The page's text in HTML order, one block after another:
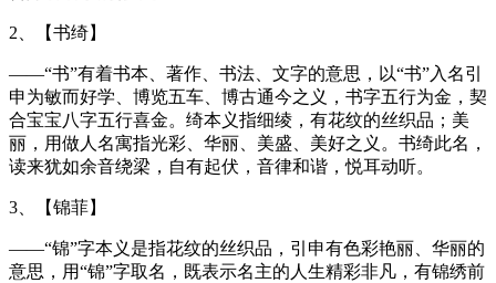
2、【书绮】
——“书”有着书本、著作、书法、文字的意思，以“书”入名引
申为敏而好学、博览五车、博古通今之义，书字五行为金，契
合宝宝八字五行喜金。绮本义指细绫，有花纹的丝织品；美
丽，用做人名寓指光彩、华丽、美盛、美好之义。书绮此名，
读来犹如余音绕梁，自有起伏，音律和谐，悦耳动听。
3、【锦菲】
——“锦”字本义是指花纹的丝织品，引申有色彩艳丽、华丽的
意思，用“锦”字取名，既表示名主的人生精彩非凡，有锦绣前